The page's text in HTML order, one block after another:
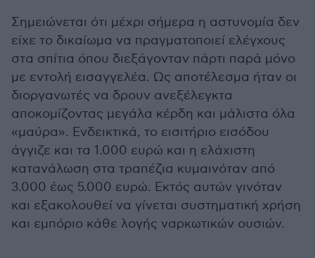
Σημειώνεται ότι μέχρι σήμερα η αστυνομία δεν
είχε το δικαίωμα να πραγματοποιεί ελέγχους
στα σπίτια όπου διεξάγονταν πάρτι παρά μόνο
με εντολή εισαγγελέα. Ως αποτέλεσμα ήταν οι
διοργανωτές να δρουν ανεξέλεγκτα
αποκομίζοντας μεγάλα κέρδη και μάλιστα όλα
«μαύρα». Ενδεικτικά, το εισιτήριο εισόδου
άγγιζε και τα 1.000 ευρώ και η ελάχιστη
κατανάλωση στα τραπέζια κυμαινόταν από
3.000 έως 5.000 ευρώ. Εκτός αυτών γινόταν
και εξακολουθεί να γίνεται συστηματική χρήση
και εμπόριο κάθε λογής ναρκωτικών ουσιών.